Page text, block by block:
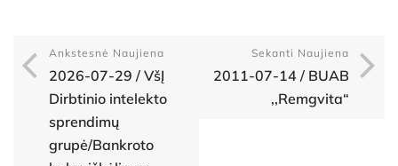
Ankstesnė Naujiena
2026-07-29 / VšĮ
Dirbtinio intelekto
sprendimų
grupė/Bankroto
Sekanti Naujiena
2011-07-14 / BUAB
,,Remgvita“